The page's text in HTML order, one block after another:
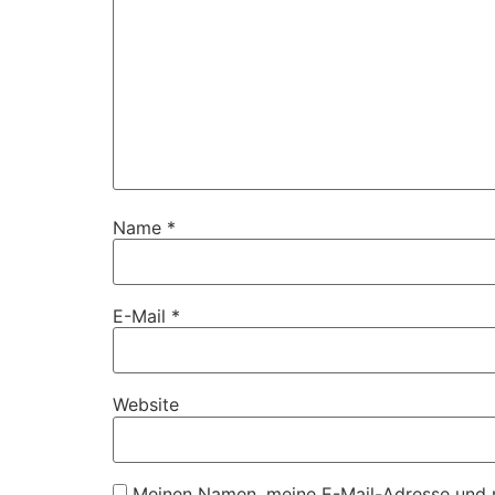
Name *
E-Mail *
Website